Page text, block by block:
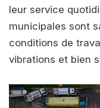
leur service
municipales sont
conditions de
vibrations et bien